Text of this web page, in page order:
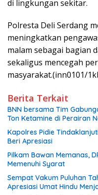
di lingkungan sekitar.
Polresta Deli Serdang
meningkatkan
malam sebagai bagian
sekaligus mencegah
masyarakat.(inn0101/
Berita Terkait
BNN bersama Tim
Ton Ketamine di Perairan
Kapolres Pidie
Beri Apresiasi
Pilkam Bawan Memanas,
Memenuhi Syarat
Sempat Vakum Puluhan
Apresiasi Umat Hindu